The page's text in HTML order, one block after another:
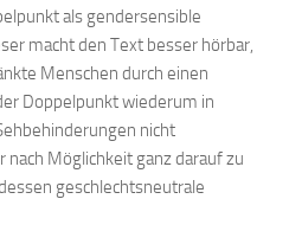
als gendersensible
macht den Text besser hörbar,
Menschen durch einen
Doppelpunkt wiederum in
nicht
Möglichkeit ganz darauf zu
geschlechtsneutrale